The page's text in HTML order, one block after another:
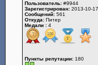
Пользователь: #9944
Зарегистрирован: 2013-10-17
Сообщений: 561
Откуда: Питер
Медали : 4
Пункты репутации: 180